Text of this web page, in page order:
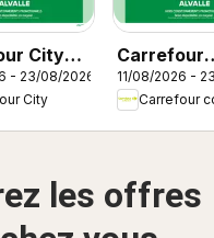
City
- 23/08/2026
City
Carrefour
contact
catalogue
11/08/2026 -
Carrefour
les offres